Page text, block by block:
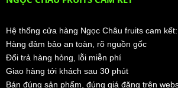
Hệ thống cửa hàng Ngọc Châu fruits cam kết:
Hàng đảm bảo an toàn, rõ nguồn gốc
Đổi trả hàng hỏng, lỗi miễn phí
Giao hàng tới khách sau 30 phút
Bán đúng sản phẩm, đúng giá đăng trên